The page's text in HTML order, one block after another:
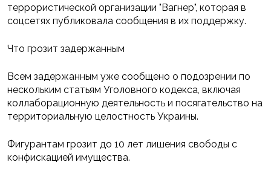
террористической организации "Вагнер", которая в
соцсетях публиковала сообщения в их поддержку.
Что грозит задержанным
Всем задержанным уже сообщено о подозрении по
нескольким статьям Уголовного кодекса, включая
коллаборационную деятельность и посягательство на
территориальную целостность Украины.
Фигурантам грозит до 10 лет лишения свободы с
конфискацией имущества.